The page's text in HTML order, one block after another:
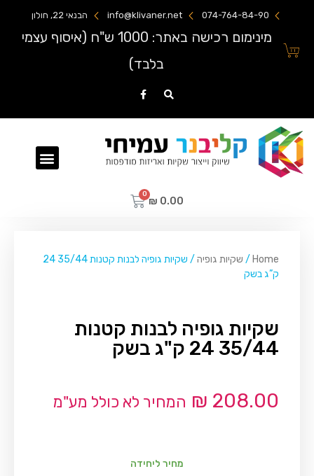
074-764-84-90
info@klivaner.net הבנאי 22, חולון
מינימום רכישה באתר: 1000 ש"ח (איסוף עצמי
בלבד)
₪ 0.00
Home
/ שקיות גופיה
/ שקיות גופיה לבנות קטנות 35/44 24
ק”ג בשק
שקיות גופיה לבנות קטנות
35/44 24 ק"ג בשק
₪ 208.00 המחיר לא כולל מע"מ
מחיר ליחידה